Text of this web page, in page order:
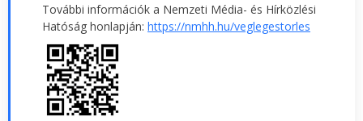
További információk a Nemzeti Média- és Hírközlési
Hatóság honlapján: https://nmhh.hu/veglegestorles